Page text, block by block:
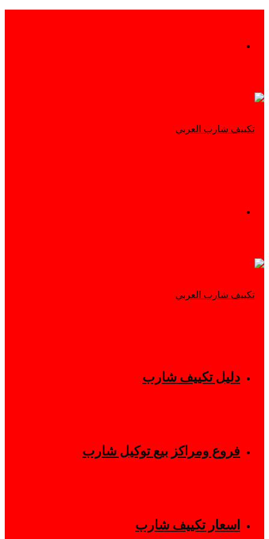
دليل تكييف شارب
فروع ومراكز بيع توكيل شارب
اسعار تكييف شارب